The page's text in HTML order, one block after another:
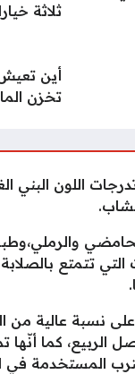
ثلاثة
أين تعيش
تخزن
اللون البني
تتمتع
نسبة عالية من
كما أنّها
المستخدمة في